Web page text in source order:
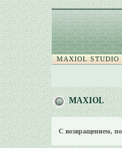
MAXIOL STUDIO
MAXIOL
С возвращением,